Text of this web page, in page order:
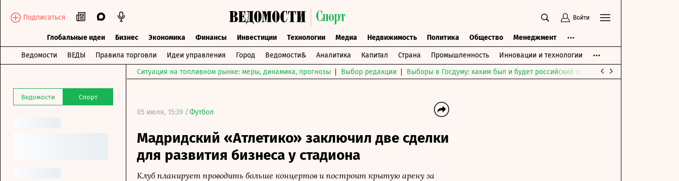
Подписаться Войти
Глобальные идеи Бизнес Экономика Финансы Инвестиции Технологии Медиа Недвижимость Политика Общество Менеджмент
Ведомости ВЕДЫ Правила торговли Идеи управления Город Ведомости& Аналитика Капитал Страна Промышленность Инновации и технологии
Ведомости Спорт
Ситуация на топливном рынке: меры, динамика, прогнозы Выбор редакции Выборы в Госдуму: каким был и будет российский парламент
05 июля, 15:39 /Футбол
Мадридский «Атлетико» заключил две сделки
для развития бизнеса у стадиона
Клуб планирует проводить больше концертов и построит крытую арену за